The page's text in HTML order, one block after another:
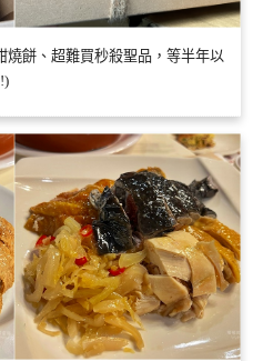
燒餅、超難買秒殺聖品，等半年以